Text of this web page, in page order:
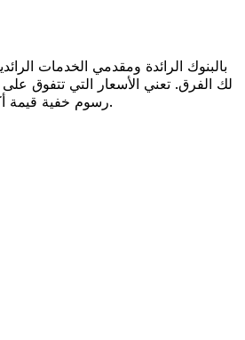
لك الفرق. تعني الأسعار التي تتفوق
رسوم خفية قيمة أكبر على كل عملية تحويل.